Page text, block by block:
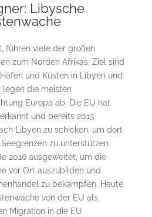
Libysche
führen viele der großen
zum Norden Afrikas. Ziel sind
und Küsten in Libyen und
legen die meisten
Europa ab. Die EU hat
und bereits 2013
Libyen zu schicken, um dort
zu unterstützen.
2016 ausgeweitet, um die
vor Ort auszubilden und
zu bekämpfen. Heute
von der EU als
Migration in die EU